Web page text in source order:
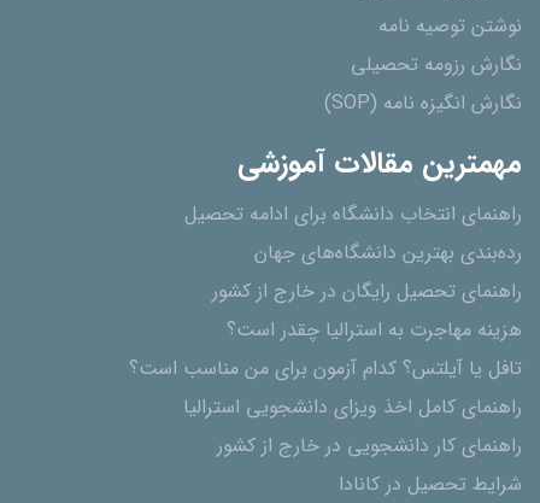
نوشتن توصیه نامه
نگارش رزومه تحصیلی
نگارش انگیزه نامه (SOP)
مهمترین مقالات آموزشی
راهنمای انتخاب دانشگاه برای ادامه تحصیل
رده‌بندی بهترین دانشگاه‌های جهان
راهنمای تحصیل رایگان در خارج از کشور
هزینه مهاجرت به استرالیا چقدر است؟
تافل یا آیلتس؟ کدام آزمون برای من مناسب است؟
راهنمای کامل اخذ ویزای دانشجویی استرالیا
راهنمای کار دانشجویی در خارج از کشور
شرایط تحصیل در کانادا